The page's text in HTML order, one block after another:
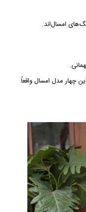
امسال‌اند.
چهار مدل امسال واقعاً